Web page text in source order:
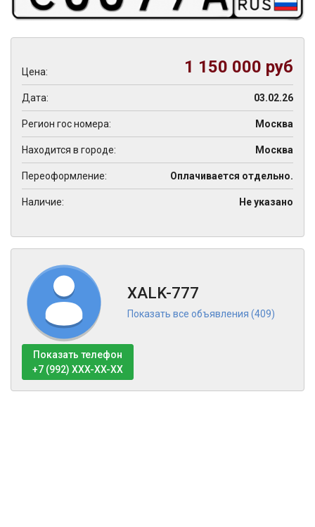
Цена: 1 150 000 руб
Дата: 03.02.26
Регион гос номера: Москва
Находится в городе: Москва
Переоформление: Оплачивается отдельно.
Наличие: Не указано
XALK-777
Показать все объявления (409)
Показать телефон
+7 (992) XXX-XX-XX